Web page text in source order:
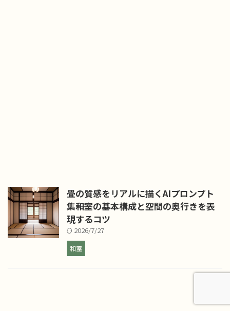
畳の質感をリアルに描くAIプロンプト
集――和室の基本構成と空間の奥行きを表
現するコツ
2026/7/27
和室